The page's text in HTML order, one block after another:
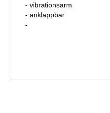
- vibrationsarm
- anklappbar
-